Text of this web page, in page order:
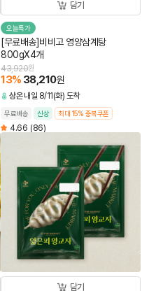
담기
오늘특가
[무료배송]비비고 영양삼계탕
800gX4개
43,920원
13% 38,210원
상온 내일 8/11(화) 도착
무료배송 신상 최대 15% 중복쿠폰
4.66 (86)
담기